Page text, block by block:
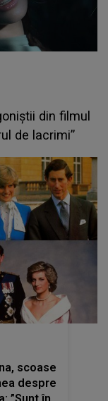
din filmul
de lacrimi”
scoase
despre
”Sunt în